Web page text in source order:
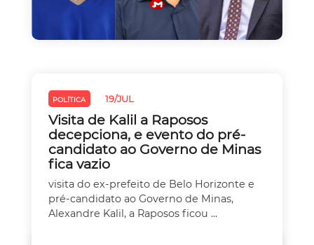
POLÍTICA 19/JUL
Visita de Kalil a Raposos
decepciona, e evento do pré-
candidato ao Governo de Minas
fica vazio
visita do ex-prefeito de Belo Horizonte e
pré-candidato ao Governo de Minas,
Alexandre Kalil, a Raposos ficou ...